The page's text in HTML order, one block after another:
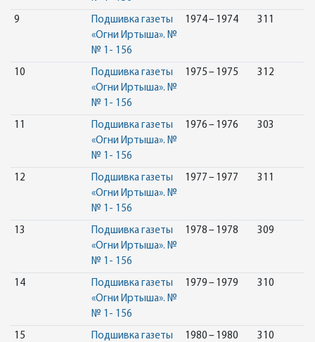
9
Подшивка газеты
«Огни Иртыша». №
№ 1- 156
1974 – 1974 311
10
Подшивка газеты
«Огни Иртыша». №
№ 1- 156
1975 – 1975 312
11
Подшивка газеты
«Огни Иртыша». №
№ 1- 156
1976 – 1976 303
12
Подшивка газеты
«Огни Иртыша». №
№ 1- 156
1977 – 1977 311
13
Подшивка газеты
«Огни Иртыша». №
№ 1- 156
1978 – 1978 309
14
Подшивка газеты
«Огни Иртыша». №
№ 1- 156
1979 – 1979 310
15
Подшивка газеты
1980 – 1980 310